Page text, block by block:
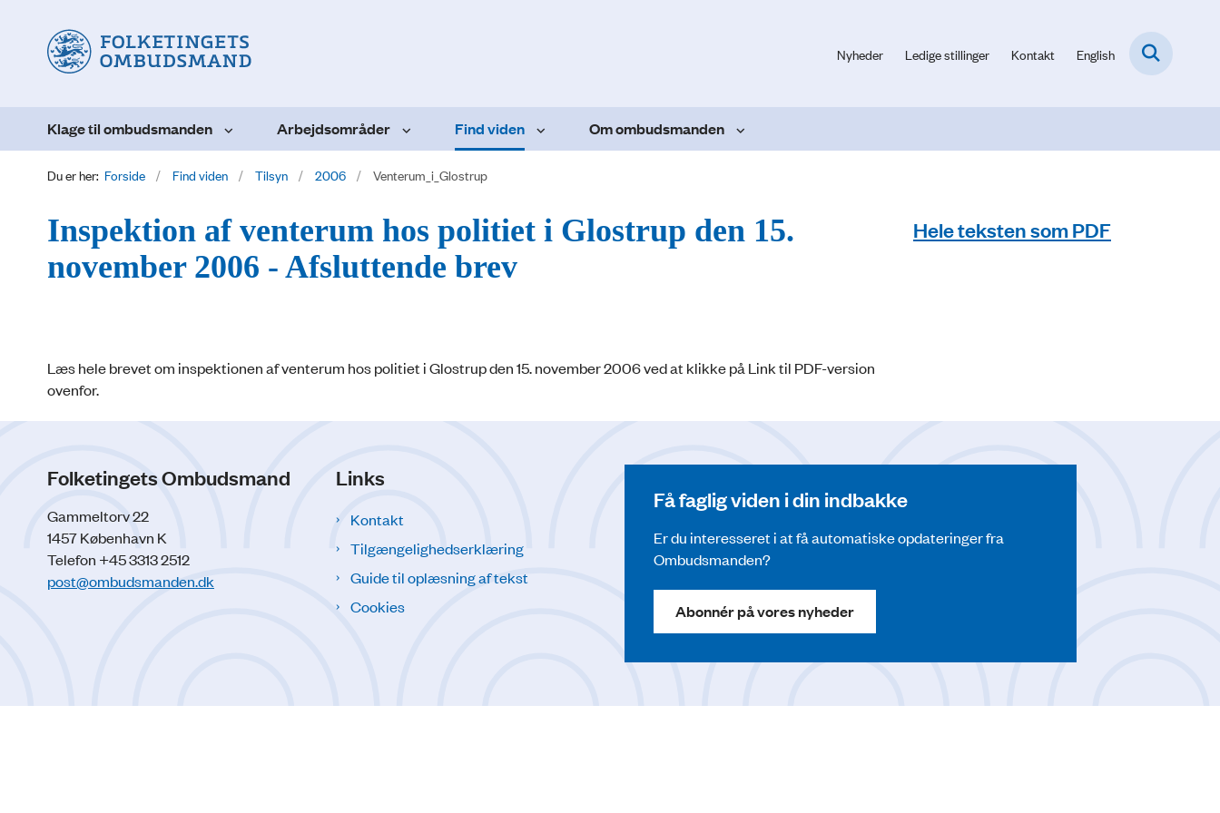
Nyheder Ledige stillinger Kontakt English
Klage til ombudsmanden Arbejdsområder Find viden Om ombudsmanden
Du er her: Forside Find viden Tilsyn 2006 Venterum_i_Glostrup
Inspektion af venterum hos politiet i Glostrup den 15.
november 2006 - Afsluttende brev
Læs hele brevet om inspektionen af venterum hos politiet i Glostrup den 15. november 2006 ved at klikke på Link til PDF-version
ovenfor.
Hele teksten som PDF
Folketingets Ombudsmand
Gammeltorv 22
1457 København K
Telefon +45 3313 2512
post@ombudsmanden.dk
Links
Kontakt
Tilgængelighedserklæring
Guide til oplæsning af tekst
Cookies
Få faglig viden i din indbakke
Er du interesseret i at få automatiske opdateringer fra
Ombudsmanden?
Abonnér på vores nyheder